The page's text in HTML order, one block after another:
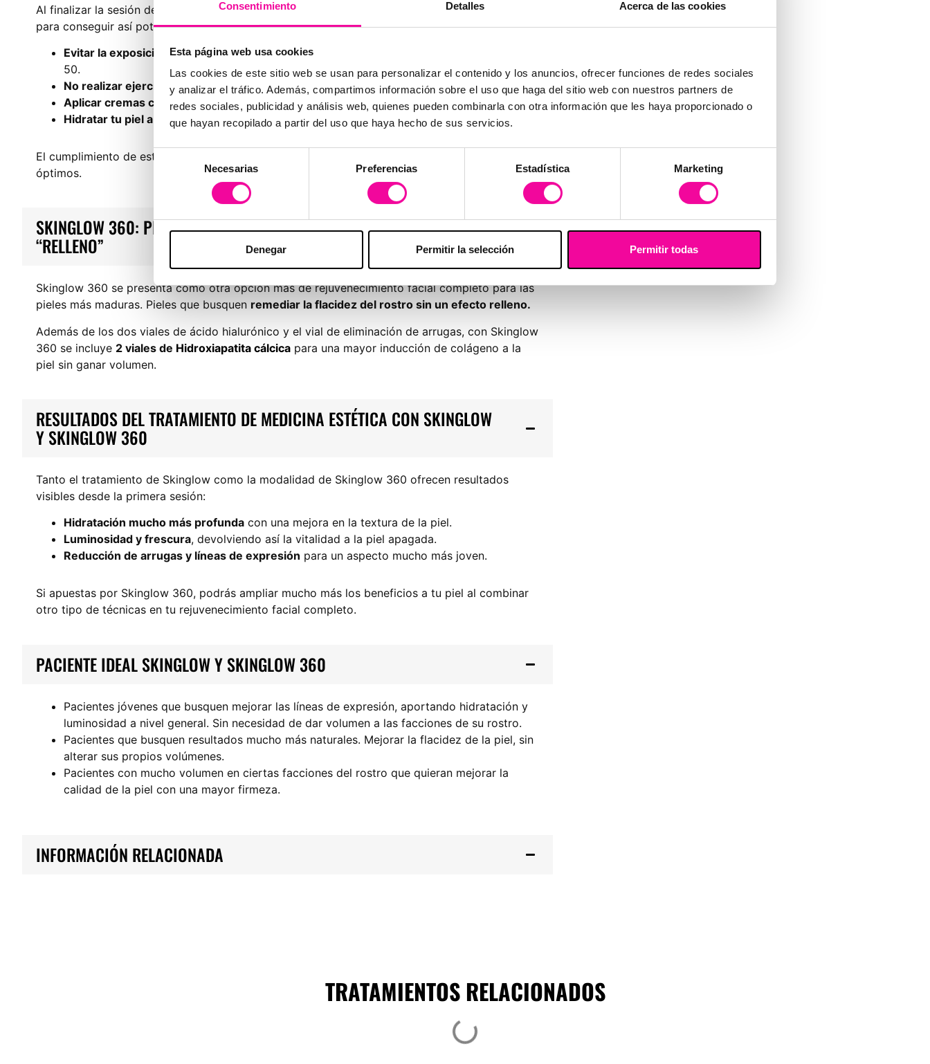
Consentimiento Detalles Acerca de las cookies
Esta página web usa cookies
Las cookies de este sitio web se usan para personalizar el contenido y los anuncios, ofrecer funciones de redes sociales
y analizar el tráfico. Además, compartimos información sobre el uso que haga del sitio web con nuestros partners de
redes sociales, publicidad y análisis web, quienes pueden combinarla con otra información que les haya proporcionado o
que hayan recopilado a partir del uso que haya hecho de sus servicios.
Selección
consentimiento
Necesarias Preferencias Estadística Marketing
Denegar Permitir la selección Permitir todas
Al finalizar la sesión de Skinglow, es importante que se sigan una serie de recomendaciones
para conseguir así potenciar los resultados del tratamiento y cuidar tu piel:
Evitar la exposición directa al soldurante al menos 48 horas y utilizar protector solar SPF
50.
No realizar ejercicio intensoel día del tratamiento para prevenir inflamaciones.
Aplicar cremas calmantes o regeneradorassegún las indicaciones del médico.
Hidratar tu piel abundantementepara mantener los efectos del ácido hialurónico.
El cumplimiento de estos cuidados garantiza una recuperación más rápida y unos resultados
óptimos.
SKINGLOW 360: PIEL MÁS FIRME, UNIFORME E HIDRATADA SIN EFECTO
“RELLENO”
Skinglow 360 se presenta como otra opción más de rejuvenecimiento facial completo para las
pieles más maduras. Pieles que busquen remediar la flacidez del rostro sin un efecto relleno.
Además de los dos viales de ácido hialurónico y el vial de eliminación de arrugas, con Skinglow
360 se incluye 2 viales de Hidroxiapatita cálcica para una mayor inducción de colágeno a la
piel sin ganar volumen.
RESULTADOS DEL TRATAMIENTO DE MEDICINA ESTÉTICA CON SKINGLOW
Y SKINGLOW 360
Tanto el tratamiento de Skinglow como la modalidad de Skinglow 360 ofrecen resultados
visibles desde la primera sesión:
Hidratación mucho más profunda con una mejora en la textura de la piel.
Luminosidad y frescura, devolviendo así la vitalidad a la piel apagada.
Reducción de arrugas y líneas de expresión para un aspecto mucho más joven.
Si apuestas por Skinglow 360, podrás ampliar mucho más los beneficios a tu piel al combinar
otro tipo de técnicas en tu rejuvenecimiento facial completo.
PACIENTE IDEAL SKINGLOW Y SKINGLOW 360
Pacientes jóvenes que busquen mejorar las líneas de expresión, aportando hidratación y
luminosidad a nivel general. Sin necesidad de dar volumen a las facciones de su rostro.
Pacientes que busquen resultados mucho más naturales. Mejorar la flacidez de la piel, sin
alterar sus propios volúmenes.
Pacientes con mucho volumen en ciertas facciones del rostro que quieran mejorar la
calidad de la piel con una mayor firmeza.
INFORMACIÓN RELACIONADA
TRATAMIENTOS RELACIONADOS